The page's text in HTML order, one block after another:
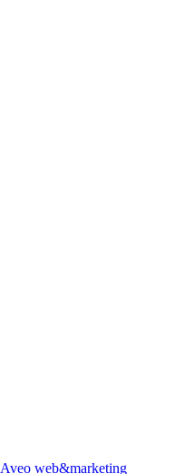
Aveo web&marketing